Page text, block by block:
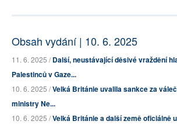
Obsah vydání | 10. 6. 2025
11. 6. 2025 /Další, neustávající děsivé vraždění
Palestinců v Gaze...
10. 6. 2025 /Velká Británie uvalila sankce za
ministry Ne...
10. 6. 2025 /Velká Británie a další země oficiálně